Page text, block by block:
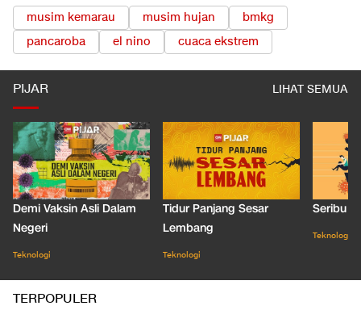
musim kemarau musim hujan
bmkg
pancaroba
el nino cuaca ekstrem
PIJAR LIHAT SEMUA
Demi Vaksin Asli Dalam
Negeri
Teknologi
Tidur Panjang Sesar
Lembang
Teknologi
Seribu
Teknologi
TERPOPULER